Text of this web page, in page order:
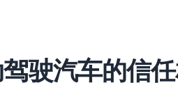
驶汽车的信